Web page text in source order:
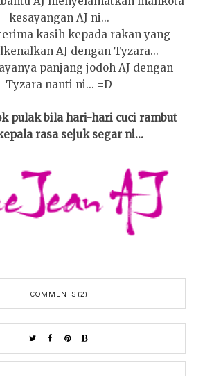
kesayangan AJ ni...
kasih kepada rakan yang
AJ dengan Tyzara...
panjang jodoh AJ dengan
Tyzara nanti ni... =D
pulak bila hari-hari cuci rambut
rasa sejuk segar ni...
COMMENTS (2)